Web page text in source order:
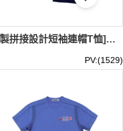
[訂製拼接設計短袖連帽T恤]｜深藍色與淺灰色拼接設計｜帶有白色抽繩｜繡花logo｜餐廳員工T恤｜不規則拚接｜ITSU｜T1168
PV:(1529)